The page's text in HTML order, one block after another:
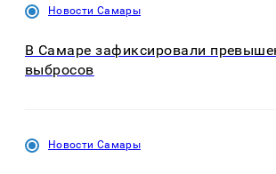
Новости Самары
В Самаре зафиксировали
выбросов
Новости Самары